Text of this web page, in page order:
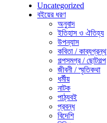
Uncategorized
বইয়ের ধরণ
অনুবাদ
ইতিহাস ও ঐতিহ্য
উপন্যাস
কবিতা / কাব্যগ্রন্থ
গল্পসমগ্র / ছোটগল্প
জীবনী / স্মৃতিকথা
ধর্মীয়
নাটক
পাঠ্যবই
প্রবন্ধ
বিদেশি